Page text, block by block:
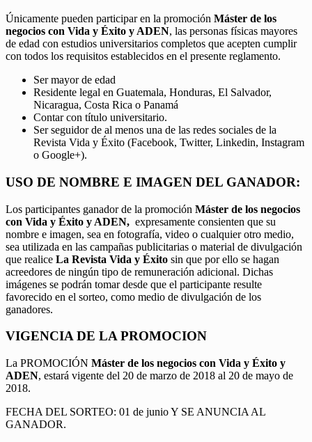
Únicamente pueden participar en la promoción Máster de los
negocios con Vida y Éxito y ADEN, las personas físicas mayores
de edad con estudios universitarios completos que acepten cumplir
con todos los requisitos establecidos en el presente reglamento.
Ser mayor de edad
Residente legal en Guatemala, Honduras, El Salvador,
Nicaragua, Costa Rica o Panamá
Contar con título universitario.
Ser seguidor de al menos una de las redes sociales de la
Revista Vida y Éxito (Facebook, Twitter, Linkedin, Instagram
o Google+).
USO DE NOMBRE E IMAGEN DEL GANADOR:
Los participantes ganador de la promoción Máster de los negocios
con Vida y Éxito y ADEN, expresamente consienten que su
nombre e imagen, sea en fotografía, video o cualquier otro medio,
sea utilizada en las campañas publicitarias o material de divulgación
que realice La Revista Vida y Éxito sin que por ello se hagan
acreedores de ningún tipo de remuneración adicional. Dichas
imágenes se podrán tomar desde que el participante resulte
favorecido en el sorteo, como medio de divulgación de los
ganadores.
VIGENCIA DE LA PROMOCION
La PROMOCIÓN Máster de los negocios con Vida y Éxito y
ADEN, estará vigente del 20 de marzo de 2018 al 20 de mayo de
2018.
FECHA DEL SORTEO: 01 de junio Y SE ANUNCIA AL
GANADOR.